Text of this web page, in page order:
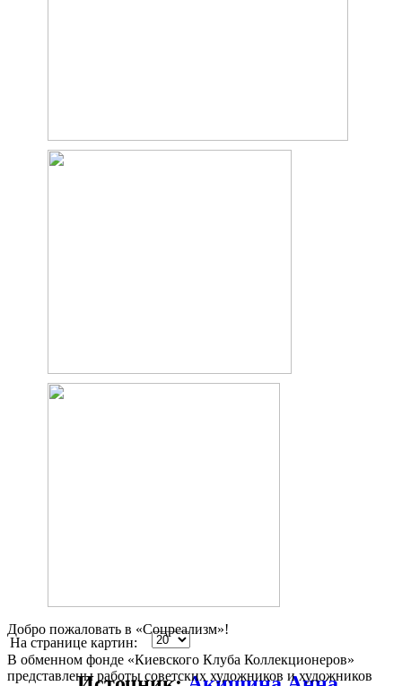
На странице картин:
Добро пожаловать в «Соцреализм»!
В обменном фонде «Киевского Клуба Коллекционеров»
представлены работы советских художников и художников